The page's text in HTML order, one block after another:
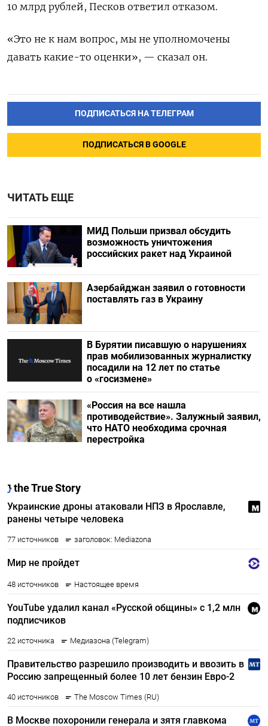
10 млрд рублей, Песков ответил отказом.
«Это не к нам вопрос, мы не уполномочены
давать какие-то оценки», — сказал он.
ПОДПИСАТЬСЯ НА ТЕЛЕГРАМ
ПОДПИСАТЬСЯ В GOOGLE
ЧИТАТЬ ЕЩЕ
МИД Польши призвал обсудить
возможность уничтожения
российских ракет над Украиной
Азербайджан заявил о готовности
поставлять газ в Украину
В Бурятии писавшую о нарушениях
прав мобилизованных журналистку
посадили на 12 лет по статье
о «госизмене»
«Россия на все нашла
противодействие». Залужный заявил,
что НАТО необходима срочная
перестройка